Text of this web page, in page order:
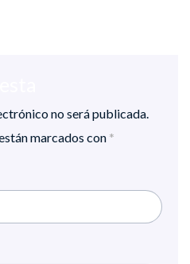
no será publicada.
marcados con *